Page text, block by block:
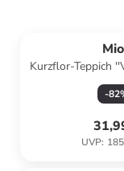
Kurzflor-Teppich
-82
UVP: